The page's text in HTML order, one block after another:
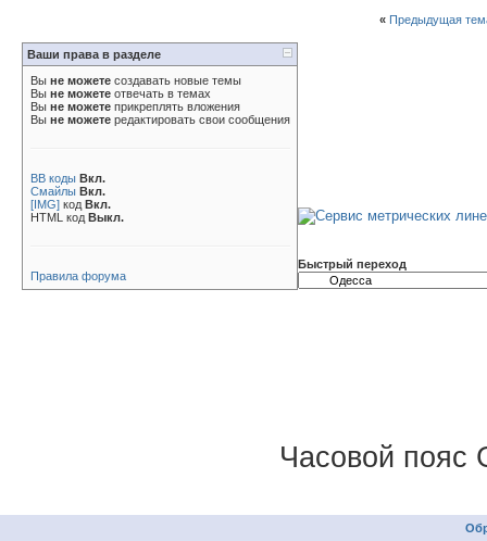
« Предыдущая
Ваши права в разделе
Вы не можете создавать новые темы
Вы не можете отвечать в темах
Вы не можете прикреплять вложения
Вы не можете редактировать свои сообщения
BB коды Вкл.
Смайлы Вкл.
[IMG] код Вкл.
HTML код Выкл.
Правила форума
Быстрый переход
Часовой пояс